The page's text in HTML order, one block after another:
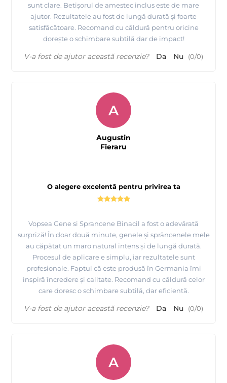
sunt clare. Betișorul de amestec inclus este de mare
ajutor. Rezultatele au fost de lungă durată și foarte
satisfăcătoare. Recomand cu căldură pentru oricine
dorește o schimbare subtilă dar de impact!
V-a fost de ajutor această recenzie? Da Nu (0/0)
O alegere excelentă pentru privirea ta
Vopsea Gene si Sprancene Binacil a fost o adevărată
surpriză! În doar două minute, genele și sprâncenele mele
au căpătat un maro natural intens și de lungă durată.
Procesul de aplicare e simplu, iar rezultatele sunt
profesionale. Faptul că este produsă în Germania îmi
inspiră încredere și calitate. Recomand cu căldură celor
care doresc o schimbare subtilă, dar eficientă.
A
Augustin
Fieraru
V-a fost de ajutor această recenzie? Da Nu (0/0)
A